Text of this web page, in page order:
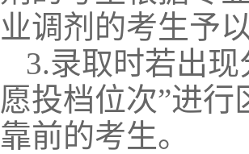
业调剂的考生予以
3.录取时若出
愿投档位次”进行
靠前的考生。